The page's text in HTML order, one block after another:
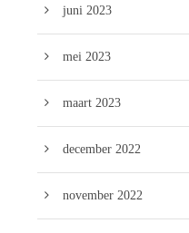
juni 2023
mei 2023
maart 2023
december 2022
november 2022